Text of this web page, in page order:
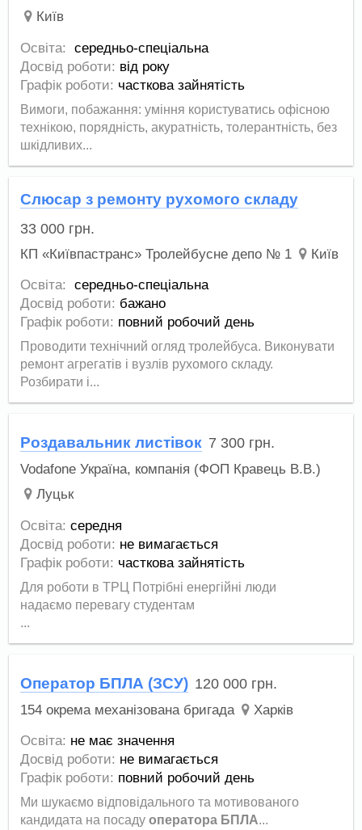
Київ
Освіта:
середньо-спеціальна
Досвід роботи: від року
Графік роботи: часткова зайнятість
Вимоги, побажання: уміння користуватись офісною
технікою, порядність, акуратність, толерантність, без
шкідливих...
Слюсар з ремонту рухомого складу
33 000 грн.
КП «Київпастранс» Тролейбусне депо № 1 Київ
Освіта:
середньо-спеціальна
Досвід роботи: бажано
Графік роботи: повний робочий день
Проводити технічний огляд тролейбуса. Виконувати
ремонт агрегатів і вузлів рухомого складу.
Розбирати і...
Роздавальник листівок 7 300 грн.
Vodafone Україна, компанія (ФОП Кравець В.В.)
Луцьк
Освіта: середня
Досвід роботи: не вимагається
Графік роботи: часткова зайнятість
Для роботи в ТРЦ Потрібні енергійні люди
надаємо перевагу студентам
...
Оператор БПЛА (ЗСУ) 120 000 грн.
154 окрема механізована бригада Харків
Освіта: не має значення
Досвід роботи: не вимагається
Графік роботи: повний робочий день
Ми шукаємо відповідального та мотивованого
кандидата на посадуоператора БПЛА...